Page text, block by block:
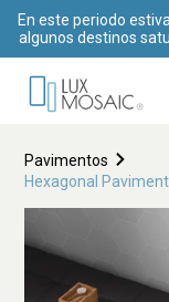
En este periodo
algunos destinos
Pavimentos
Hexagonal